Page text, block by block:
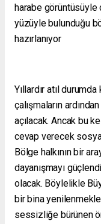
harabe
yüzüyle bulunduğu
hazırlanıyor
Yıllardır atıl durumda
çalışmaların
açılacak. Ancak bu
cevap verecek
Bölge halkının bir
dayanışmayı
olacak. Böylelikle
bir bina
sessizliğe bürünen